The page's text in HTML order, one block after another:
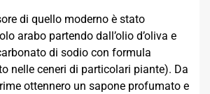
di quello moderno è stato
arabo partendo dall’olio d’oliva e
di sodio con formula
nelle ceneri di particolari piante). Da
ottennero un sapone profumato e